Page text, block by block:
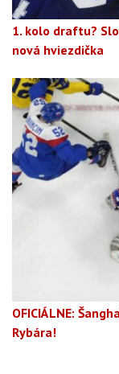
1. kolo draftu?
nová hviezdička
OFICIÁLNE:
Rybára!